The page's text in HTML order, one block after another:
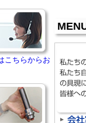
こちらからお